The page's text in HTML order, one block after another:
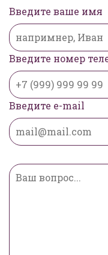
Введите ваше имя
Введите номер
Введите e-mail